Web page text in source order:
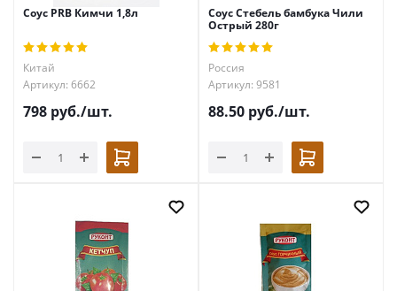
Соус PRB Кимчи 1,8л
Китай
Артикул: 6662
798 руб./шт.
Соус Стебель бамбука Чили
Острый 280г
Россия
Артикул: 9581
88.50 руб./шт.